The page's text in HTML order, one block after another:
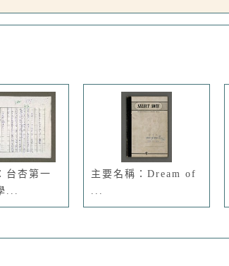
台杏第一
...
主要名稱：Dream of
...